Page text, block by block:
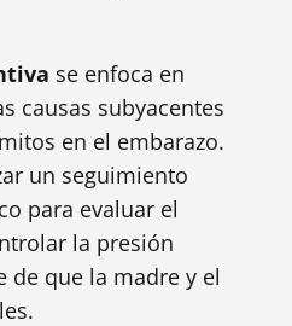
se enfoca en
causas subyacentes
en el embarazo.
un seguimiento
para evaluar el
la presión
de que la madre y el